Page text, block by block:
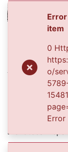
1969-12-04
Authors
FOTO TOVAR
Publisher
Biblioteca
item
0
o/
Error